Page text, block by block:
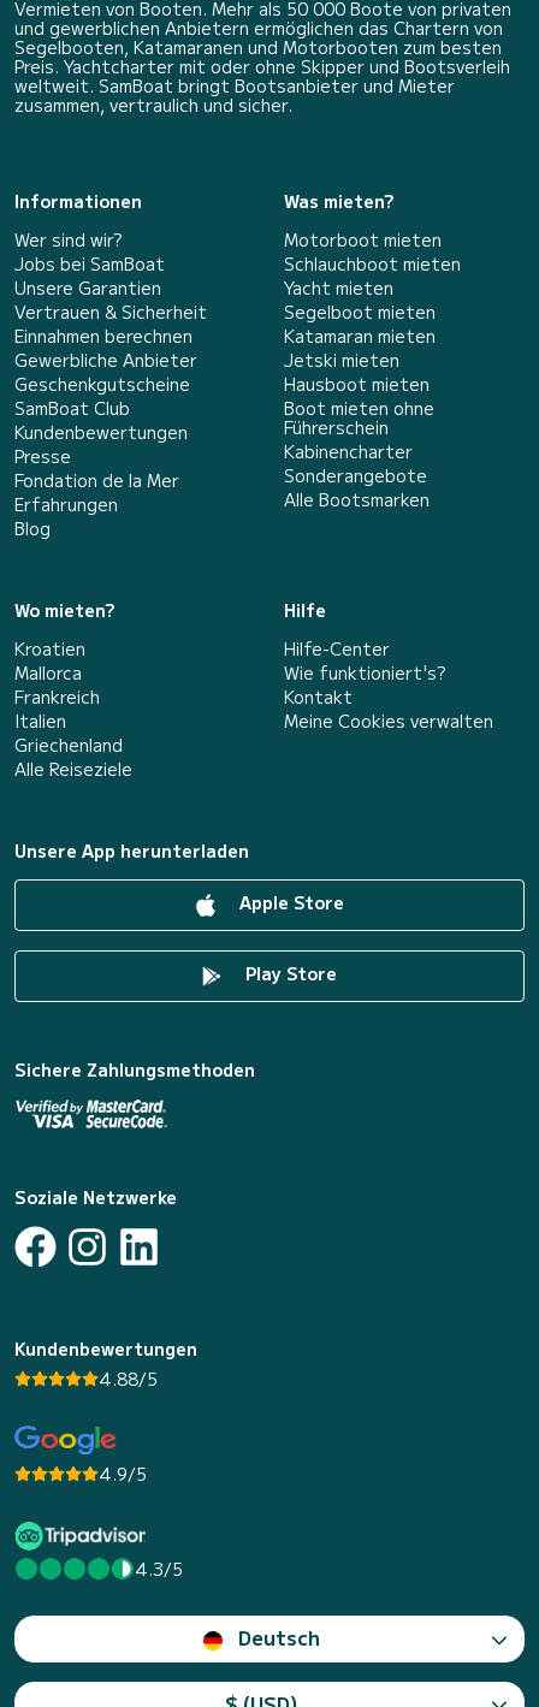
Vermieten von Booten. Mehr als 50 000 Boote von privaten
und gewerblichen Anbietern ermöglichen das Chartern von
Segelbooten, Katamaranen und Motorbooten zum besten
Preis. Yachtcharter mit oder ohne Skipper und Bootsverleih
weltweit. SamBoat bringt Bootsanbieter und Mieter
zusammen, vertraulich und sicher.
Informationen
Wer sind wir?
Jobs bei SamBoat
Unsere Garantien
Vertrauen & Sicherheit
Einnahmen berechnen
Gewerbliche Anbieter
Geschenkgutscheine
SamBoat Club
Kundenbewertungen
Presse
Fondation de la Mer
Erfahrungen
Blog
Was mieten?
Motorboot mieten
Schlauchboot mieten
Yacht mieten
Segelboot mieten
Katamaran mieten
Jetski mieten
Hausboot mieten
Boot mieten ohne
Führerschein
Kabinencharter
Sonderangebote
Alle Bootsmarken
Wo mieten?
Kroatien
Mallorca
Frankreich
Italien
Griechenland
Alle Reiseziele
Hilfe
Hilfe-Center
Wie funktioniert's?
Kontakt
Meine Cookies verwalten
Unsere App herunterladen
Apple Store
Play Store
Sichere Zahlungsmethoden
Soziale Netzwerke
Kundenbewertungen
4.88/5
4.9/5
4.3/5
Deutsch